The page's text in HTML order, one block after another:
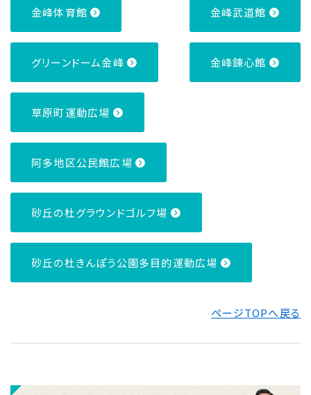
金峰体育館 金峰武道館
グリーンドーム金峰 金峰錬心館
草原町運動広場
阿多地区公民館広場
砂丘の杜グラウンドゴルフ場
砂丘の杜きんぽう公園多目的運動広場
ページTOPへ戻る